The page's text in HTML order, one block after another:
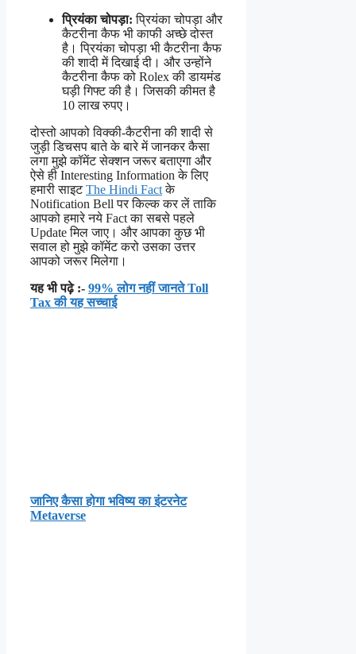
प्रियंका चोपड़ा: प्रियंका चोपड़ा और
कैटरीना कैफ भी काफी अच्छे दोस्त
है। प्रियंका चोपड़ा भी कैटरीना कैफ
की शादी में दिखाई दी। और उन्होंने
कैटरीना कैफ को Rolex की डायमंड
घड़ी गिफ्ट की है। जिसकी कीमत है
10 लाख रुपए।
दोस्तो आपको विक्की-कैटरीना की शादी से
जुड़ी डिचसप बाते के बारे में जानकर कैसा
लगा मुझे कॉमेंट सेक्शन जरूर बताएगा और
ऐसे ही Interesting Information के लिए
हमारी साइटThe Hindi Factके
Notification Bell पर किल्क कर लें ताकि
आपको हमारे नये Fact का सबसे पहले
Update मिल जाए। और आपका कुछ भी
सवाल हो मुझे कॉमेंट करो उसका उत्तर
आपको जरूर मिलेगा।
यह भी पढ़े :- 99% लोग नहीं जानते Toll
Tax की यह सच्चाई
जानिए कैसा होगा भविष्य का इंटरनेट
Metaverse